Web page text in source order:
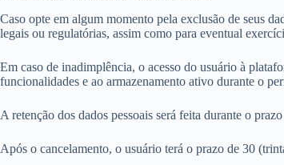
Caso opte em algum momento pela exclusão de seus
legais ou regulatórias, assim como para eventual
Em caso de inadimplência, o acesso do usuário à
funcionalidades e ao armazenamento ativo durante o
A retenção dos dados pessoais será feita durante o
Após o cancelamento, o usuário terá o prazo de 30